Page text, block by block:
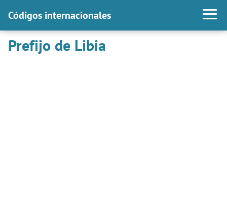
Códigos internacionales
Prefijo de Libia